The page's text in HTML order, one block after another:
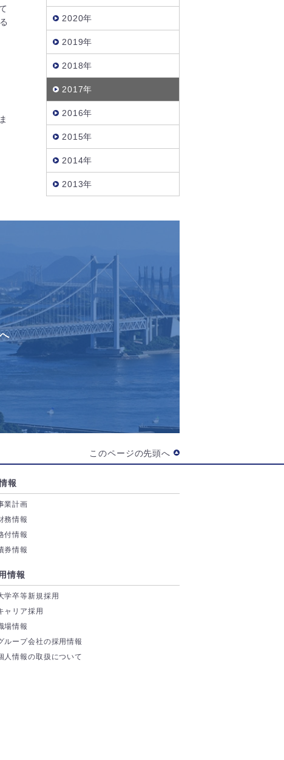
2020年
2019年
2018年
2017年
2016年
2015年
2014年
2013年
このページの先頭へ
報
業計画
務情報
付情報
券情報
情報
学卒等新規採用
ャリア採用
場情報
ループ会社の採用情報
人情報の取扱について